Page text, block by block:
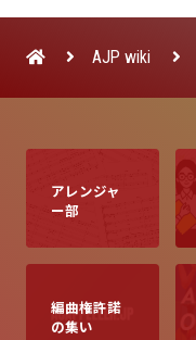
AJP wiki
アレンジャ
ー部
編曲権許諾
の集い